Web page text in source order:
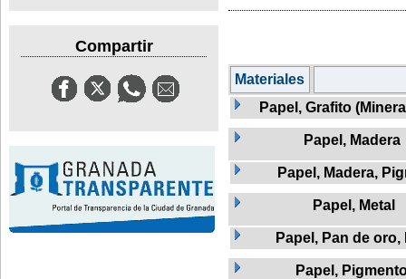
Compartir
Materiales
Papel, Grafito
Papel, Madera
Papel, Madera,
Papel, Metal
Papel, Pan de oro,
Papel,